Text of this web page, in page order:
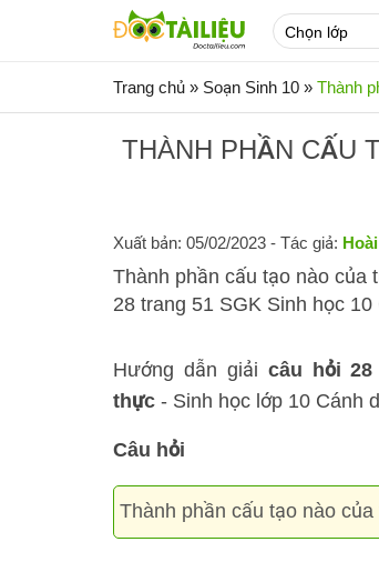
Trang chủ » Soạn Sinh 10 » Thành
THÀNH PHẦN CẤU
Xuất bản: 05/02/2023 - Tác giả:
Thành phần cấu tạo nào của
28 trang 51 SGK Sinh học 10
Hướng dẫn giải câu hỏi
thực - Sinh học lớp 10 Cánh
Câu hỏi
Thành phần cấu tạo nào